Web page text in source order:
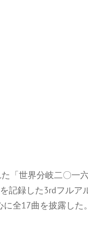
「世界分岐二〇一
記録した3rdフル
全17曲を披露した。